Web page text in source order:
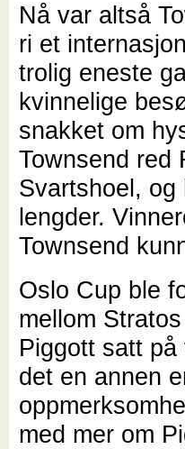
Nå var altså
ri et
trolig eneste
kvinnelige
snakket om
Townsend red
Svartshoel,
lengder.
Townsend
Oslo Cup ble
mellom
Piggott satt
det en annen
med mer om